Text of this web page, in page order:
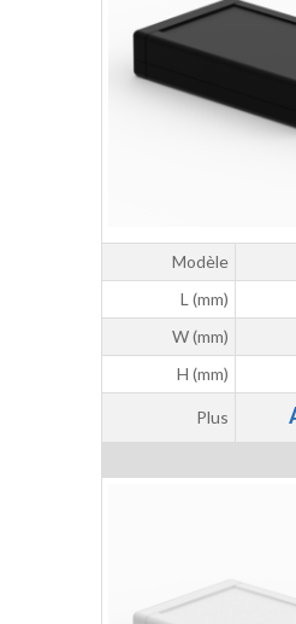
Modèle
L (mm)
W (mm)
H (mm)
Plus